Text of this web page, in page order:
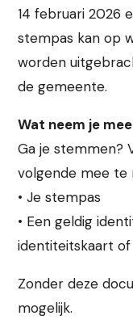
14 februari 2026
stempas kan op
worden
de gemeente.
Wat neem je
Ga je stemmen?
volgende mee te
• Je stempas
• Een geldig
identiteitskaart of
Zonder deze
mogelijk.